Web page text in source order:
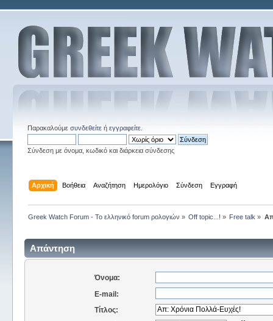
Παρακαλούμε συνδεθείτεή εγγραφείτε.
Σύνδεση με όνομα, κωδικό και διάρκεια σύνδεσης
Αρχική Βοήθεια Αναζήτηση Ημερολόγιο Σύνδεση Εγγραφή
Greek Watch Forum - Το ελληνικό forum ρολογιών » Off topic...! » Free talk »
Απάντηση
Όνομα:
E-mail:
Τίτλος: